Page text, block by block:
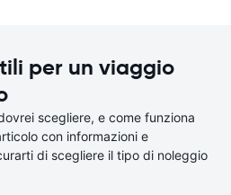
per un viaggio
scegliere, e come funziona
con informazioni e
di scegliere il tipo di noleggio